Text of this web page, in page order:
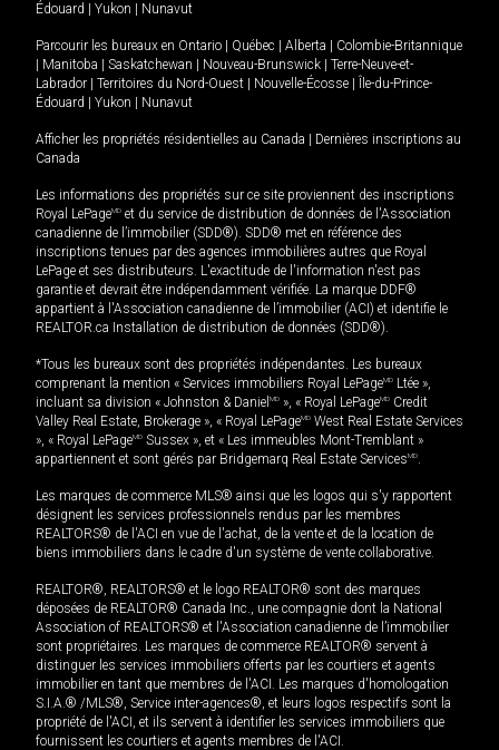
Édouard
Yukon Nunavut
Parcourir les bureaux en Ontario Québec Alberta
Colombie-Britannique
Manitoba Saskatchewan Nouveau-Brunswick
Terre-Neuve-et-
Labrador
Territoires du Nord-Ouest Nouvelle-Écosse
Île-du-Prince-
Édouard
Yukon Nunavut
Afficher les propriétés résidentielles au Canada
Dernières inscriptions au
Canada
Les informations des propriétés sur ce site proviennent des inscriptions
Royal LePageMD et du service de distribution de données de l'Association
canadienne de l’immobilier (SDD®). SDD® met en référence des
inscriptions tenues par des agences immobilières autres que Royal
LePage et ses distributeurs. L'exactitude de l'information n'est pas
garantie et devrait être indépendamment vérifiée. La marque DDF®
appartient à l'Association canadienne de l’immobilier (ACI) et identifie le
REALTOR.ca Installation de distribution de données (SDD®).
*Tous les bureaux sont des propriétés indépendantes. Les bureaux
comprenant la mention « Services immobiliers Royal LePageMD Ltée »,
incluant sa division « Johnston & Daniel MD », « Royal LePageMD Credit
Valley Real Estate, Brokerage », « Royal LePageMD West Real Estate Services
», « Royal LePageMD Sussex », et « Les immeubles Mont-Tremblant »
appartiennent et sont gérés par Bridgemarq Real Estate ServicesMD.
Les marques de commerce MLS® ainsi que les logos qui s'y rapportent
désignent les services professionnels rendus par les membres
REALTORS® de l'ACI en vue de l'achat, de la vente et de la location de
biens immobiliers dans le cadre d'un système de vente collaborative.
REALTOR®, REALTORS® et le logo REALTOR® sont des marques
déposées de REALTOR® Canada Inc., une compagnie dont la National
Association of REALTORS® et l'Association canadienne de l’immobilier
sont propriétaires. Les marques de commerce REALTOR® servent à
distinguer les services immobiliers offerts par les courtiers et agents
immobilier en tant que membres de l'ACI. Les marques d'homologation
S.I.A.® /MLS®, Service inter-agences®, et leurs logos respectifs sont la
propriété de l'ACI, et ils servent à identifier les services immobiliers que
fournissent les courtiers et agents membres de l'ACI.